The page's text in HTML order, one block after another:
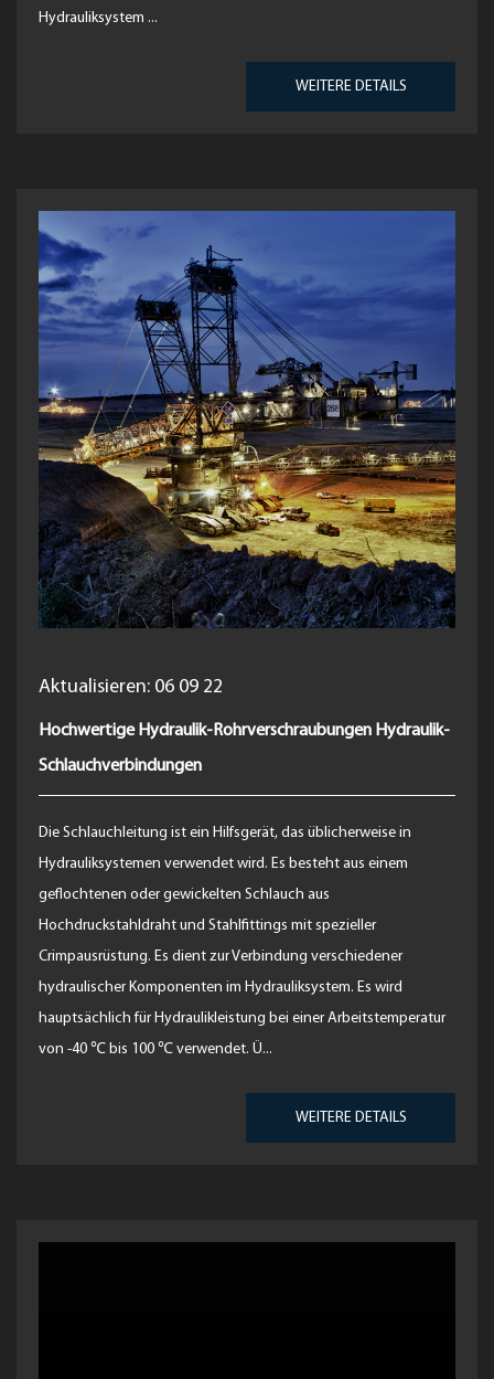
Hydrauliksystem ...
WEITERE DETAILS
Aktualisieren: 06 09 22
Hochwertige Hydraulik-Rohrverschraubungen Hydraulik-
Schlauchverbindungen
Die Schlauchleitung ist ein Hilfsgerät, das üblicherweise in
Hydrauliksystemen verwendet wird. Es besteht aus einem
geflochtenen oder gewickelten Schlauch aus
Hochdruckstahldraht und Stahlfittings mit spezieller
Crimpausrüstung. Es dient zur Verbindung verschiedener
hydraulischer Komponenten im Hydrauliksystem. Es wird
hauptsächlich für Hydraulikleistung bei einer Arbeitstemperatur
von -40 ℃ bis 100 ℃ verwendet. Ü...
WEITERE DETAILS